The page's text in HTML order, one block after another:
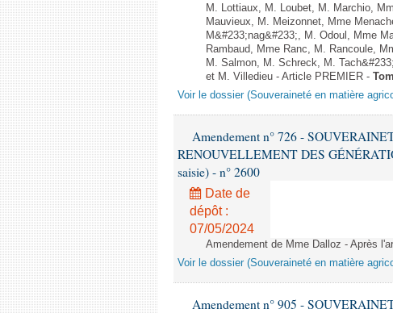
M. Lottiaux, M. Loubet, M. Marchio,
Mauvieux, M. Meizonnet, Mme
M&#233;nag&#233;, M. Odoul, Mme
Rambaud, Mme Ranc, M. Rancoule,
M. Salmon, M. Schreck, M.
et M. Villedieu - Article PREMIER -
Voir le dossier (Souveraineté en matière
Amendement n° 726 -
RENOUVELLEMENT DES
saisie) - n° 2600
Date de
dépôt :
07/05/2024
Amendement de Mme Dalloz - Après
Voir le dossier (Souveraineté en matière
Amendement n° 905 -